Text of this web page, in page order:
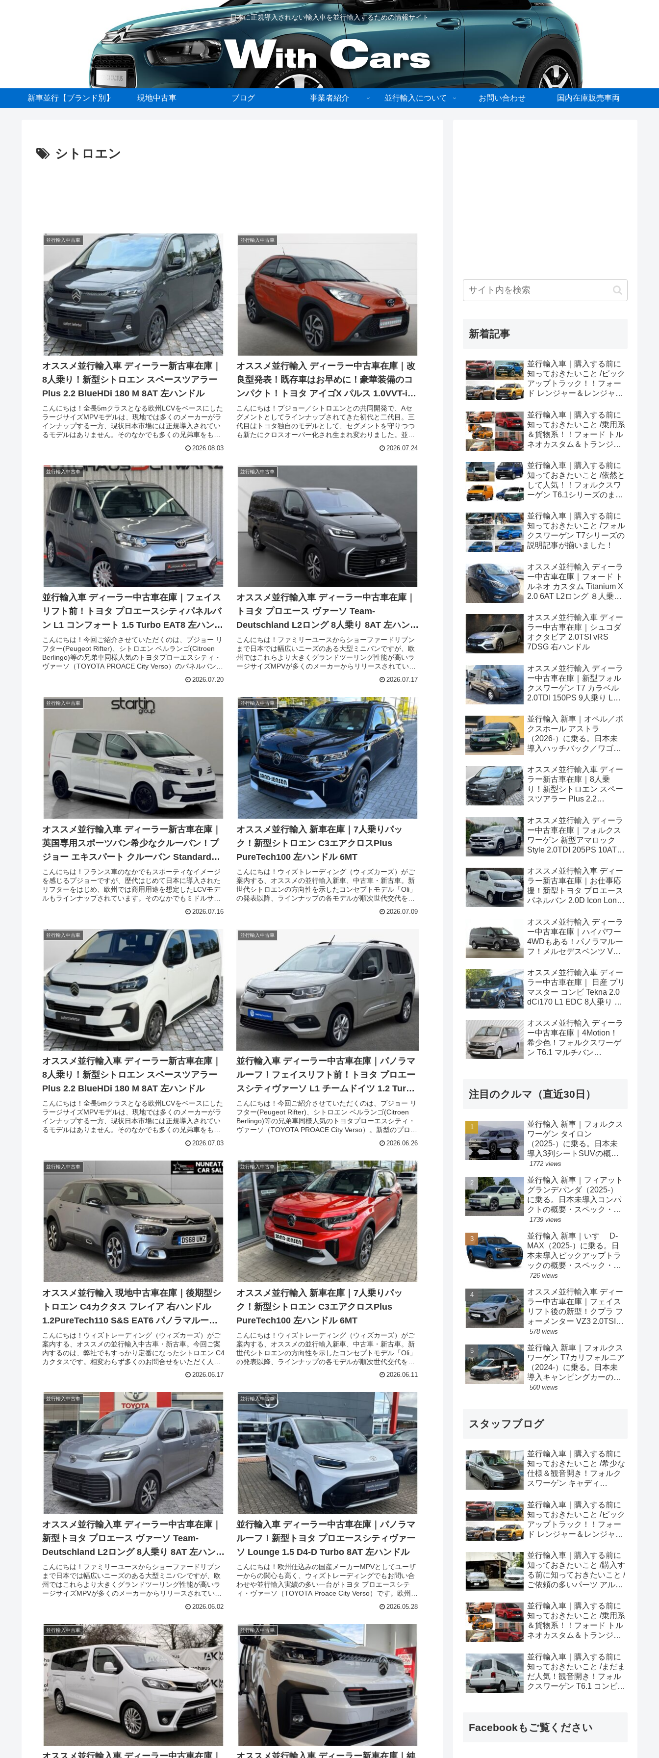
日本に正規導入されない輸入車を並行輸入するための情報サイト
新車並行【ブランド別】 現地中古車 ブログ 事業者紹介 並行輸入について お問い合わせ 国内在庫販売車両
シトロエン
並行輸入中古車
オススメ並行輸入車 ディーラー新古車在庫｜
8人乗り！新型シトロエン スペースツアラー
Plus 2.2 BlueHDi 180 M 8AT 左ハンドル
こんにちは！全長5mクラスとなる欧州LCVをベースにした
ラージサイズMPVモデルは、現地では多くのメーカーがラ
インナップする一方、現状日本市場には正規導入されてい
るモデルはありません。そのなかでも多くの兄弟車をもつ
ットを採用し、完成度がさらに高まりました。今回はフェ
アラー（CITROEN Spacetourer）の現地新古車在庫です。
2026.08.03
並行輸入中古車
オススメ並行輸入 ディーラー中古車在庫｜改
良型発表！既存車はお早めに！豪華装備のコ
ンパクト！トヨタ アイゴX パルス 1.0VVT-i
CVT 左ハンドル
こんにちは！プジョー／シトロエンとの共同開発で、Aセ
グメントとしてラインナップされてきた初代と二代目。三
代目はトヨタ独自のモデルとして、セグメントを守りつつ
も新たにクロスオーバー化され生まれ変わりました。並行
いよ改良型の発表が行われました。従来の1.0L直列3気筒自
念ながら廃止。ヤリスと同じ1.5L直列3気筒ガソリンエンジ
ン＋電気モーターのハイブリッドシステムを採用との事で
す。仮に並行輸入車として導入すれば、かなりの高額車に
なってしまう事が予想されます。現在でも、為替や各費用
の値上がりでコンパクトカーにしては高額なアイゴ。これ
までのようにどうしても手に入れたいという方が更に減っ
てしまう事が目に見えています。現行型の新古車や中古
車、お早めに申し付けてくださいませ。今回は、欧州で人
気のトヨタのコンパクトクロスオーバー、アイゴX(アイゴ
クロス/TOYOTA AygoX)1.0 VVT-i、上級グレードのパルス
(Pulse)ディーラー中古車在庫のご紹介です。個体は少ない
ですが、キャンバストップもお探し可能です。※HP内の検
索窓へ、『アイゴ』と入れると関連記事が全て閲覧出来ま
2026.07.24
並行輸入中古車
並行輸入車 ディーラー中古車在庫｜フェイス
リフト前！トヨタ プロエースシティパネルバ
ン L1 コンフォート 1.5 Turbo EAT8 左ハンド
ル
こんにちは！今回ご紹介させていただくのは、プジョー リ
フター(Peugeot Rifter)、シトロエン ベルランゴ(Citroen
Berlingo)等の兄弟車同様人気のトヨタプローエスシティ・
ヴァーソ（TOYOTA PROACE City Verso）のパネルバン。
新型のプロエースシリーズが発表され、早速、ウィズトレ
ーディング(ウィズカーズ)でも説明記事を展開しました。
まます。その為か、なかなか市場に前型が出てこない、出
てきても動きが早くなっています。そのような中で見つけ
付き、プロエースシティパネルバンのディーゼルエンジ
ン、2人乗り、上級仕様のコンフォートです。
2026.07.20
並行輸入中古車
オススメ並行輸入車 ディーラー中古車在庫｜
トヨタ プロエース ヴァーソ Team-
Deutschland L2ロング 8人乗り 8AT 左ハンド
ル
こんにちは！ファミリーユースからショーファードリブン
まで日本では幅広いニーズのある大型ミニバンですが、欧
州ではこれらより大きくグランドツーリング性能が高いラ
ージサイズMPVが多くのメーカーからリリースされていま
す。そのなかでも国産メーカーで味わえるモデルがフェイ
スリフトでさらなる進化を遂げました。今回はトヨタのラ
Proace Verso）」。フェイスリフトされた新型モデルの現
地ディーラー中古車在庫のご紹介です。
2026.07.17
並行輸入中古車
オススメ並行輸入車 ディーラー新古車在庫｜
英国専用スポーツバン希少なクルーバン！プ
ジョー エキスパート クルーバン Standard
SPORT 2.0 BlueHDi180 EAT8 6人乗り 右ハ
ンドル
こんにちは！フランス車のなかでもスポーティなイメージ
を感じるプジョーですが、歴代はじめて日本に導入された
リフターをはじめ、欧州では商用用途を想定したLCVモデ
ルもラインナップされています。そのなかでもミドルサイ
ートされたほか、プジョーのモータースポーツ活動からイ
た。今回はプジョーのLCVモデル エキスパート、フェイス
リフトされた新型モデルのパネルバンの中でも英国専用の
スポーツバングレードであるSPORT、更にはオーダーしな
いと存在しないクルーバン、新古車在庫の紹介です。
2026.07.16
並行輸入中古車
オススメ並行輸入 新車在庫｜7人乗りパッ
ク！新型シトロエン C3エアクロスPlus
PureTech100 左ハンドル 6MT
こんにちは！ウィズトレーディング（ウィズカーズ）がご
案内する、オススメの並行輸入新車、中古車・新古車。新
世代シトロエンの方向性を示したコンセプトモデル「Oli」
の発表以降、ラインナップの各モデルが順次世代交代を進
ているこのモデルも、フルモデルチェンジで幅広い改良を
新型C3エアクロス現地新車在庫のご紹介です。恐らく、日
本に導入は無いであろう７人乗り、ガソリンエンジン、MT
2026.07.09
並行輸入中古車
オススメ並行輸入車 ディーラー新古車在庫｜
8人乗り！新型シトロエン スペースツアラー
Plus 2.2 BlueHDi 180 M 8AT 左ハンドル
こんにちは！全長5mクラスとなる欧州LCVをベースにした
ラージサイズMPVモデルは、現地では多くのメーカーがラ
インナップする一方、現状日本市場には正規導入されてい
るモデルはありません。そのなかでも多くの兄弟車をもつ
モデルがフェイスリフトに加えて、新たなディーゼルユニ
ットを採用し、完成度がさらに高まりました。今回はフェ
アラー（CITROEN Spacetourer）の現地新古車在庫です。
2026.07.03
並行輸入中古車
並行輸入車 ディーラー中古車在庫｜パノラマ
ルーフ！フェイスリフト前！トヨタ プロエー
スシティヴァーソ L1 チームドイツ 1.2 Turbo
EAT8 左ハンドル
こんにちは！今回ご紹介させていただくのは、プジョー リ
フター(Peugeot Rifter)、シトロエン ベルランゴ(Citroen
Berlingo)等の兄弟車同様人気のトヨタプローエスシティ・
ヴァーソ（TOYOTA PROACE City Verso）。新型のプロエ
ースシリーズが発表され、早速、ウィズトレーディング(ウ
ィズカーズ)でも説明記事を展開しました。新型は、各ブラ
か、なかなか市場に前型が出てこない、出てきても動きが
早くなっています。そのような中で見つけた珍しい個体、
プロエースシティヴァーソのガソリンエンジン、5人乗りで
す。今回は、現地中古車在庫、欧州仕様上級グレード 『チ
ームドイツ』です。
2026.06.26
並行輸入中古車
オススメ並行輸入 現地中古車在庫｜後期型シ
トロエン C4カクタス フレイア 右ハンドル
1.2PureTech110 S&S EAT6 パノラマルーフ
！
こんにちは！ウィズトレーディング（ウィズカーズ）がご
案内する、オススメの並行輸入中古車・新古車。今回ご案
内するのは、弊社でもすっかり定番になったシトロエン C4
カクタスです。相変わらず多くのお問合せをいただく人気
車種、無くなってしまったのが残念なクルマです。欧州で
も日本でも人気、ハイドラクティブ（ハイドロ）サスペン
C4カクタス(CITROEN C4 Cactus )。今回は、英国右ハン
ドルの最上級グレードのフレイア、パノラミックルーフ付
き中古車です。
2026.06.17
並行輸入中古車
オススメ並行輸入 新車在庫｜7人乗りパッ
ク！新型シトロエン C3エアクロスPlus
PureTech100 左ハンドル 6MT
こんにちは！ウィズトレーディング（ウィズカーズ）がご
案内する、オススメの並行輸入新車、中古車・新古車。新
世代シトロエンの方向性を示したコンセプトモデル「Oli」
の発表以降、ラインナップの各モデルが順次世代交代を進
めています。そのなかでもコンパクトSUVとして人気を得
ているこのモデルも、フルモデルチェンジで幅広い改良を
新型C3エアクロス現地新車在庫のご紹介です。恐らく、日
本に導入は無いであろう７人乗り、ガソリンエンジン、MT
です。
2026.06.11
並行輸入中古車
オススメ並行輸入車 ディーラー中古車在庫｜
新型トヨタ プロエース ヴァーソ Team-
Deutschland L2ロング 8人乗り 8AT 左ハンド
ル
こんにちは！ファミリーユースからショーファードリブン
まで日本では幅広いニーズのある大型ミニバンですが、欧
州ではこれらより大きくグランドツーリング性能が高いラ
ージサイズMPVが多くのメーカーからリリースされていま
スリフトでさらなる進化を遂げました。今回はトヨタのラ
Proace Verso）」。フェイスリフトされた新型モデルの現
地ディーラー中古車在庫のご紹介です。
2026.06.02
並行輸入中古車
並行輸入車 ディーラー中古車在庫｜パノラマ
ルーフ！新型トヨタ プロエースシティヴァー
ソ Lounge 1.5 D4-D Turbo 8AT 左ハンドル
こんにちは！欧州仕込みの国産メーカーMPVとしてユーザ
ーからの関心も高く、ウィズトレーディングでもお問い合
わせや並行輸入実績の多い一台がトヨタ プロエースシテ
ィ・ヴァーソ（TOYOTA Proace City Verso）です。欧州で
れておりませんが、現地ではフェイスリフトを行い装いも
ースMPV「プロエースシティ・ヴァーソ」のフェイスリフ
トされた新型モデルの現地ディーラー中古車在庫のご紹介
です。最上級グレード、ラウンジの個体です。
2026.05.28
並行輸入中古車 並行輸入中古車
新着記事
並行輸入車｜購入する前に
知っておきたいこと /ピック
アップトラック！！フォー
ド レンジャー＆レンジャー
め！
並行輸入車｜購入する前に
知っておきたいこと /乗用系
＆貨物系！！フォード トル
ネオカスタム＆トランジッ
め！
並行輸入車｜購入する前に
知っておきたいこと /依然と
して人気！！フォルクスワ
ーゲン T6.1シリーズのまと
並行輸入車｜購入する前に
知っておきたいこと /フォル
クスワーゲン T7シリーズの
説明記事が揃いました！
オススメ並行輸入 ディーラ
ー中古車在庫｜フォード ト
ルネオ カスタム Titanium X
2.0 6AT L2ロング ８人乗り
オススメ並行輸入車 ディー
ラー中古車在庫｜シュコダ
オクタビア 2.0TSI vRS
7DSG 右ハンドル
オススメ並行輸入 ディーラ
ー中古車在庫｜新型フォル
クスワーゲン T7 カラベル
2.0TDI 150PS 9人乗り LWB
並行輸入 新車｜オペル／ボ
クスホール アストラ
（2026-）に乗る。日本未
導入ハッチバック／ワゴン
情報。
オススメ並行輸入車 ディー
ラー新古車在庫｜8人乗
り！新型シトロエン スペー
スツアラー Plus 2.2
ドル
オススメ並行輸入 ディーラ
ー中古車在庫｜フォルクス
ワーゲン 新型アマロック
Style 2.0TDI 205PS 10AT
オススメ並行輸入車 ディー
ラー新古車在庫｜お仕事応
援！新型トヨタ プロエース
パネルバン 2.0D Icon Long
オススメ並行輸入 ディーラ
ー中古車在庫｜ハイパワー
4WDもある！パノラマルー
フ！メルセデスベンツ Vク
ロング 4Matic 9G-Tronic 左
ハンドル
オススメ並行輸入車 ディー
ラー中古車在庫｜ 日産 プリ
マスター コンビ Tekna 2.0
dCi170 L1 EDC 8人乗り 左
オススメ並行輸入 ディーラ
ー中古車在庫｜4Motion！
希少色！フォルクスワーゲ
ン T6.1 マルチバン
注目のクルマ（直近30日）
並行輸入 新車｜フォルクス
ワーゲン タイロン
（2025-）に乗る。日本未
導入3列シートSUVの概
要・スペック・価格の情
1772 views
並行輸入 新車｜フィアット
グランデパンダ（2025-）
に乗る。日本未導入コンパ
クトの概要・スペック・価
格の情報。
1739 views
並行輸入 新車｜いすゞ D-
MAX（2025-）に乗る。日
本未導入ピックアップトラ
ックの概要・スペック・価
格の情報。
726 views
オススメ並行輸入車 ディー
ラー中古車在庫｜フェイス
リフト後の新型！クプラ フ
ォーメンター VZ3 2.0TSI
333PS 4Drive 7DSG 右ハン
578 views
並行輸入 新車｜フォルクス
ワーゲン T7カリフォルニア
（2024-）に乗る。日本未
導入キャンピングカーの概
要・スペック・価格の情
500 views
スタッフブログ
並行輸入車｜購入する前に
知っておきたいこと /希少な
仕様＆観音開き！フォルク
スワーゲン キャディ
並行輸入車｜購入する前に
知っておきたいこと /ピック
アップトラック！！フォー
ド レンジャー＆レンジャー
め！
並行輸入車｜購入する前に
知っておきたいこと /購入す
る前に知っておきたいこと /
ご依頼の多いパーツ アルピ
やカスタム・チューニング
パーツも何とかなる！②
並行輸入車｜購入する前に
知っておきたいこと /乗用系
＆貨物系！！フォード トル
ネオカスタム＆トランジッ
め！
並行輸入車｜購入する前に
知っておきたいこと /まだま
だ人気！観音開き！フォル
クスワーゲン T6.1 コンビ横
Facebookもご覧ください